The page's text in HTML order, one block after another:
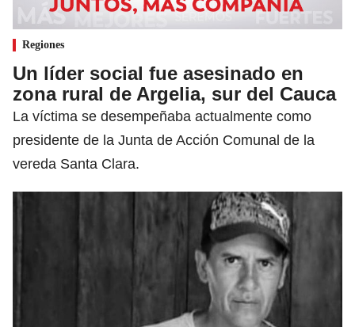
Regiones
Un líder social fue asesinado en
zona rural de Argelia, sur del Cauca
La víctima se desempeñaba actualmente como
presidente de la Junta de Acción Comunal de la
vereda Santa Clara.